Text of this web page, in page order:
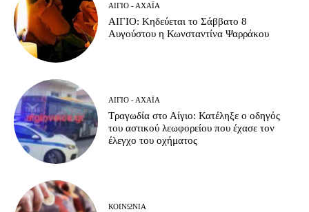
ΑΊΓΙΟ - ΑΧΑΪ́Α
ΑΙΓΙΟ: Κηδεύεται το Σάββατο 8
Αυγούστου η Κωνσταντίνα Ψαρράκου
ΑΊΓΙΟ - ΑΧΑΪ́Α
Τραγωδία στο Αίγιο: Κατέληξε ο οδηγός
του αστικού λεωφορείου που έχασε τον
έλεγχο του οχήματος
ΚΟΙΝΩΝΊΑ